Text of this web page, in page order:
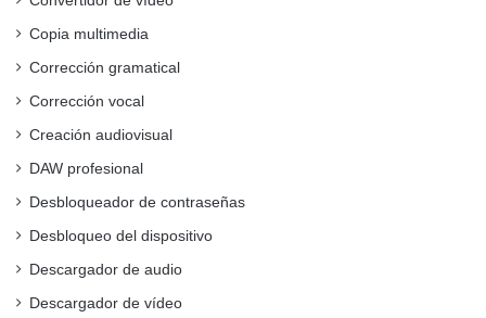
Copia multimedia
Corrección gramatical
Corrección vocal
Creación audiovisual
DAW profesional
Desbloqueador de contraseñas
Desbloqueo del dispositivo
Descargador de audio
Descargador de vídeo